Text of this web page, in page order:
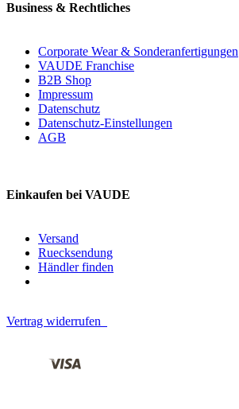
Business & Rechtliches
Corporate Wear & Sonderanfertigungen
VAUDE Franchise
B2B Shop
Impressum
Datenschutz
Datenschutz-Einstellungen
AGB
Einkaufen bei VAUDE
Versand
Ruecksendung
Händler finden
Vertrag widerrufen